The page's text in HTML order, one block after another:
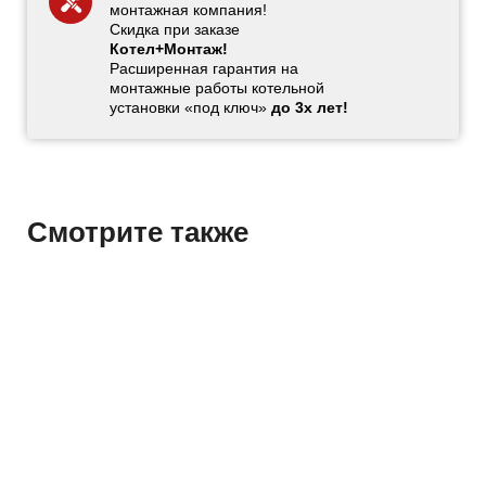
монтажная компания!
Скидка при заказе
Котел+Монтаж!
Расширенная гарантия на
монтажные работы котельной
установки «под ключ» до 3х лет!
Смотрите также